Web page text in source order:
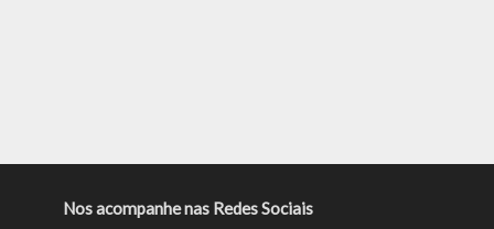
Nos acompanhe nas Redes Sociais